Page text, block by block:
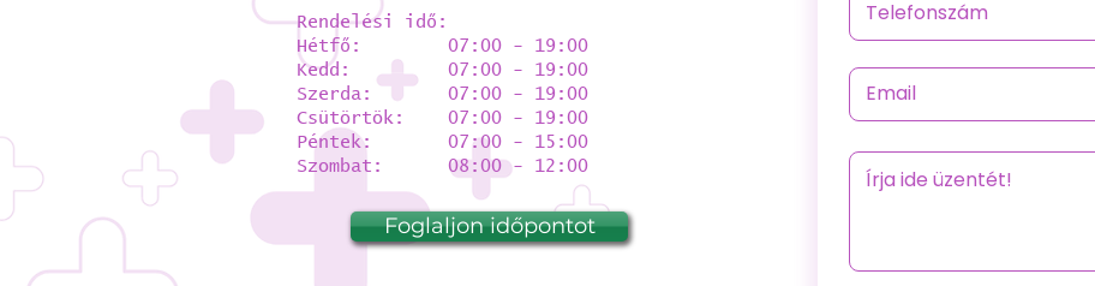
Rendelési idő:
Hétfő: 07:00 - 19:00
Kedd: 07:00 - 19:00
Szerda: 07:00 - 19:00
Csütörtök: 07:00 - 19:00
Péntek: 07:00 - 15:00
Szombat: 08:00 - 12:00
Foglaljon időpontot